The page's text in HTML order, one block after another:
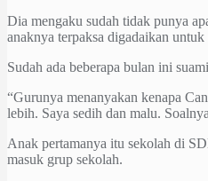
Dia mengaku sudah tidak punya
anaknya terpaksa digadaikan untuk
Sudah ada beberapa bulan ini
“Gurunya menanyakan kenapa
lebih. Saya sedih dan malu.
Anak pertamanya itu sekolah di
masuk grup sekolah.